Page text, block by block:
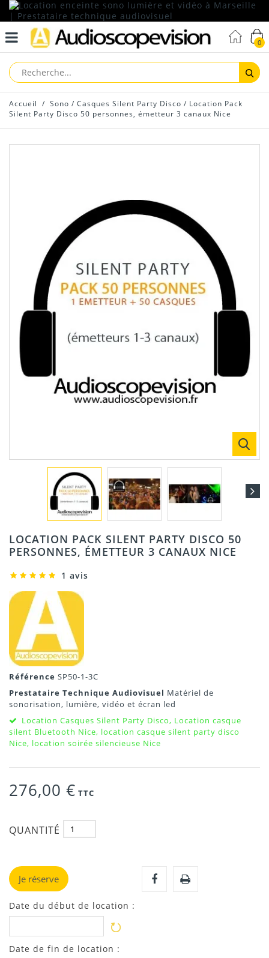
0
Accueil / Sono / Casques Silent Party Disco / Location Pack
Silent Party Disco 50 personnes, émetteur 3 canaux Nice
LOCATION PACK SILENT PARTY DISCO 50
PERSONNES, ÉMETTEUR 3 CANAUX NICE
1 avis
Référence SP50-1-3C
Prestataire Technique Audiovisuel Matériel de
sonorisation, lumière, vidéo et écran led
Location Casques Silent Party Disco, Location casque
silent Bluetooth Nice, location casque silent party disco
Nice, location soirée silencieuse Nice
276,00 € TTC
QUANTITÉ
Je réserve
Date du début de location :
Date de fin de location :